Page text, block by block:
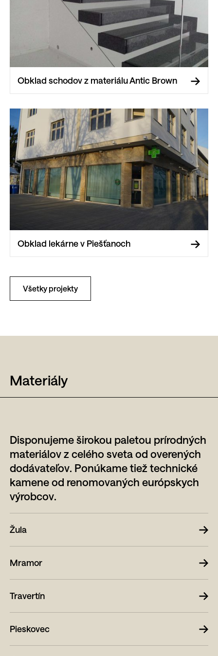
Obklad schodov z materiálu Antic Brown
Obklad lekárne v Piešťanoch
Všetky projekty
Materiály
Disponujeme širokou paletou prírodných
materiálov z celého sveta od overených
dodávateľov. Ponúkame tiež technické
kamene od renomovaných európskych
výrobcov.
Žula
Mramor
Travertín
Pieskovec